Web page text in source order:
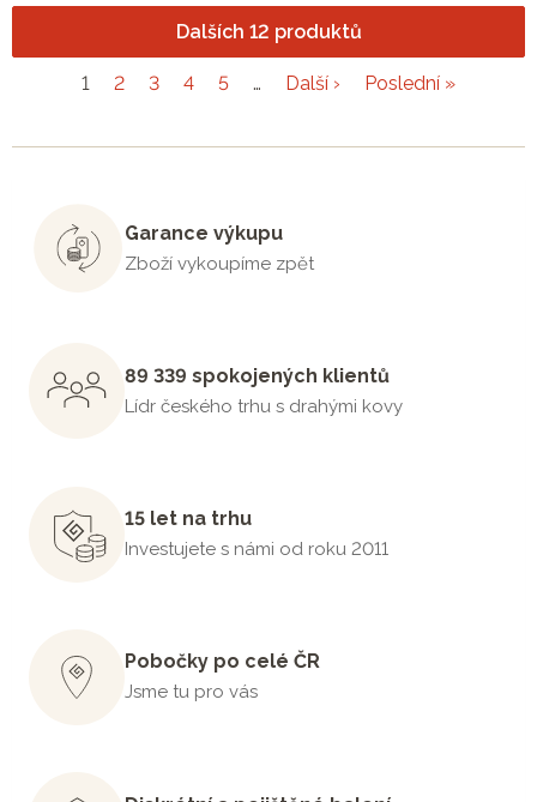
Dalších 12 produktů
1 2 3 4 5 … Další › Poslední »
Garance výkupu
Zboží vykoupíme zpět
89 339 spokojených klientů
Lídr českého trhu s drahými kovy
15 let na trhu
Investujete s námi od roku 2011
Pobočky po celé ČR
Jsme tu pro vás